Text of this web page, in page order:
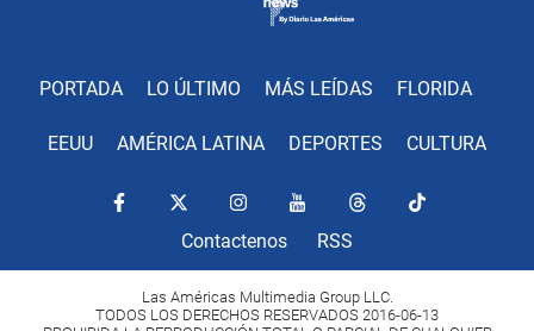
PORTADA LO ÚLTIMO MÁS LEÍDAS FLORIDA
EEUU AMÉRICA LATINA DEPORTES CULTURA
Contactenos RSS
Las Américas Multimedia Group LLC.
TODOS LOS DERECHOS RESERVADOS 2016-06-13